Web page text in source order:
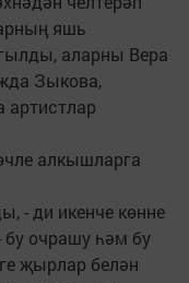
яшь
аларны Вера
Зыкова,
артистлар
алкышларга
- ди икенче көнне
бу очрашу һәм бу
җырлар белән